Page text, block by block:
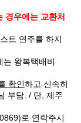
경우에는 교환처
트 연주를 하지
는 왕복택배비
확인하고 신속히
부담. / 단, 제주
로 연락주시